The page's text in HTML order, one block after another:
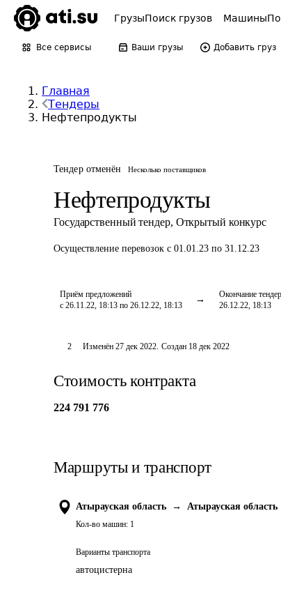
ГрузыПоиск грузов Машины
Все сервисы Ваши грузы Добавить груз
Главная
Тендеры
Нефтепродукты
Тендер отменён Несколько поставщиков
Нефтепродукты
Государственный тендер, Открытый конкурс
Осуществление перевозок с 01.01.23 по 31.12.23
Приём предложений
с 26.11.22, 18:13 по 26.12.22, 18:13
Окончание
26.12.22, 18:13
2 Изменён 27 дек 2022. Создан 18 дек 2022
Стоимость контракта
224 791 776
Маршруты и транспорт
Атырауская область → Атырауская область
Кол-во машин: 1
Варианты транспорта
автоцистерна